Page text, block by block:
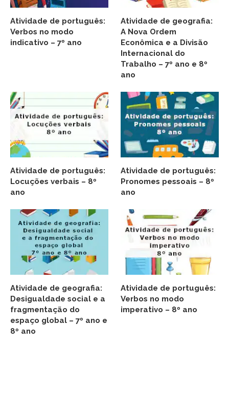
Atividade de português:
Verbos no modo
indicativo – 7º ano
Atividade de geografia:
A Nova Ordem
Econômica e a Divisão
Internacional do
Trabalho – 7º ano e 8º
ano
Atividade de português:
Locuções verbais – 8º
ano
Atividade de português:
Pronomes pessoais – 8º
ano
Atividade de geografia:
Desigualdade social e a
fragmentação do
espaço global – 7º ano e
8º ano
Atividade de português:
Verbos no modo
imperativo – 8º ano